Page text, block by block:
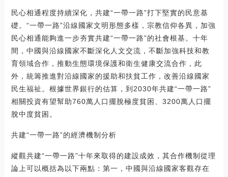
民心相通程度持續深化，共建“一帶一路”打下堅實的民意基
礎。“一帶一路”沿線國家文明形態多樣，宗教信仰各異，加強
民心相通能夠進一步夯實共建“一帶一路”的社會根基。十年
間，中國與沿線國家不斷深化人文交流，不斷加強科技和教
育領域合作，推動生態環境保護和衛生健康交流合作，此
外，統籌推進對沿線國家的援助和扶貧工作，改善沿線國家
民生福祉。根據世界銀行的估算，到2030年共建“一帶一路”
相關投資有望幫助760萬人口擺脫極度貧困、3200萬人口擺
脫中度貧困。
共建“一帶一路”的經濟機制分析
縱觀共建“一帶一路”十年來取得的建設成效，其合作機制從理
論上可以概括為以下兩點：第一，中國與沿線國家客觀存在